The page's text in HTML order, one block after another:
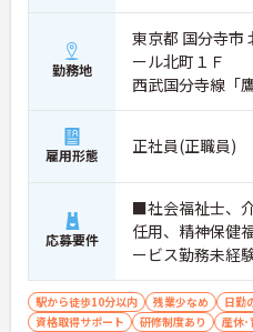
勤務地
東京都 国分寺
ール北町１Ｆ
西武国分寺線「
雇用形態 正社員(正職員)
応募要件
■社会福祉士、
任用、精神保
ービス勤務未経
須（送迎業務必
駅から徒歩10分以内 残業少なめ 日勤
資格取得サポート
研修制度あり
産休･